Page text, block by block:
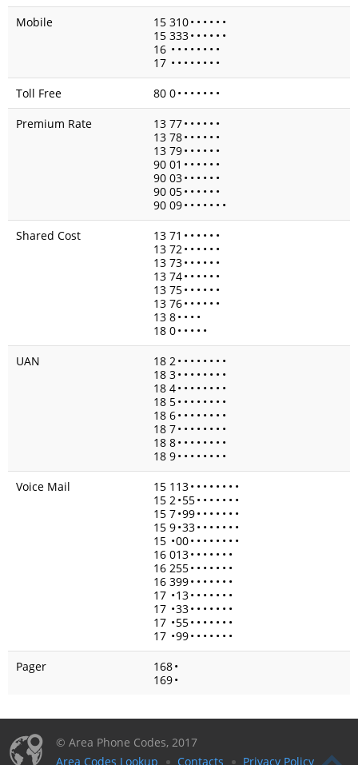
Mobile
15 310• • • • • •
15 333• • • • • •
16 • • • • • • • •
17 • • • • • • • •
Toll Free
80 0• • • • • • •
Premium Rate
13 77• • • • • •
13 78• • • • • •
13 79• • • • • •
90 01 • • • • • •
90 03• • • • • •
90 05• • • • • •
90 09• • • • • • •
Shared Cost
13 71 • • • • • •
13 72• • • • • •
13 73• • • • • •
13 74• • • • • •
13 75• • • • • •
13 76• • • • • •
13 8• • • •
18 0• • • • •
UAN
18 2• • • • • • • •
18 3• • • • • • • •
18 4• • • • • • • •
18 5• • • • • • • •
18 6• • • • • • • •
18 7• • • • • • • •
18 8• • • • • • • •
18 9• • • • • • • •
Voice Mail
15 113• • • • • • • •
15 2•55• • • • • • •
15 7•99• • • • • • •
15 9•33• • • • • • •
15 •00• • • • • • • •
16 013• • • • • • •
16 255• • • • • • •
16 399• • • • • • •
17 •13• • • • • • •
17 •33• • • • • • •
17 •55• • • • • • •
17 •99• • • • • • •
Pager
168•
169•
© Area Phone Codes, 2017
Area Codes Lookup
Contacts Privacy Policy